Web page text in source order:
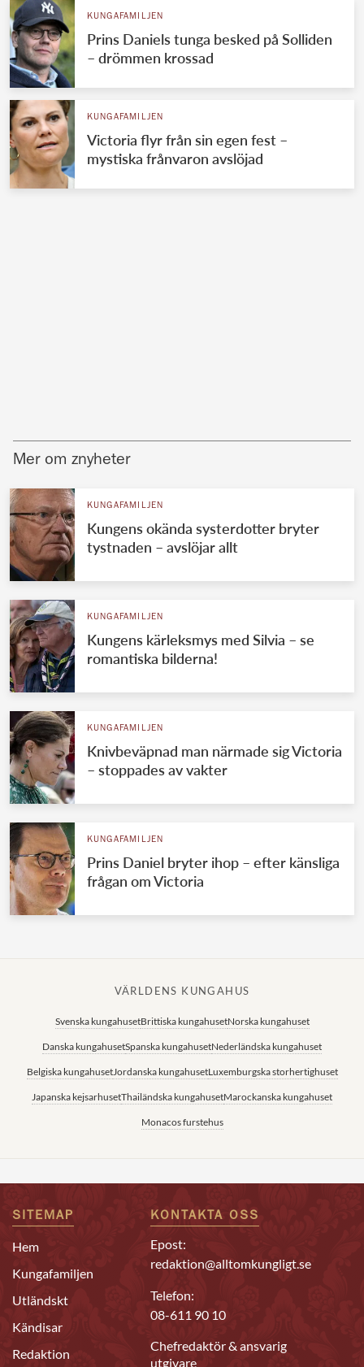
KUNGAFAMILJEN
Prins Daniels tunga besked på Solliden
– drömmen krossad
KUNGAFAMILJEN
Victoria flyr från sin egen fest –
mystiska frånvaron avslöjad
Mer om znyheter
KUNGAFAMILJEN
Kungens okända systerdotter bryter
tystnaden – avslöjar allt
KUNGAFAMILJEN
Kungens kärleksmys med Silvia – se
romantiska bilderna!
KUNGAFAMILJEN
Knivbeväpnad man närmade sig Victoria
– stoppades av vakter
KUNGAFAMILJEN
Prins Daniel bryter ihop – efter känsliga
frågan om Victoria
VÄRLDENS KUNGAHUS
Svenska kungahusetBrittiska kungahusetNorska kungahuset
Danska kungahusetSpanska kungahusetNederländska kungahuset
Belgiska kungahusetJordanska kungahusetLuxemburgska storhertighuset
Japanska kejsarhusetThailändska kungahusetMarockanska kungahuset
Monacos furstehus
SITEMAP
Hem
Kungafamiljen
Utländskt
Kändisar
Redaktion
KONTAKTA OSS
Epost:
redaktion@alltomkungligt.se
Telefon:
08-611 90 10
Chefredaktör & ansvarig
utgivare